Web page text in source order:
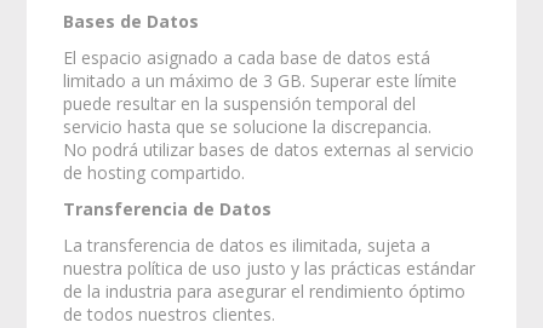
Bases de Datos
El espacio asignado a cada base de datos está
limitado a un máximo de 3 GB. Superar este límite
puede resultar en la suspensión temporal del
servicio hasta que se solucione la discrepancia.
No podrá utilizar bases de datos externas al servicio
de hosting compartido.
Transferencia de Datos
La transferencia de datos es ilimitada, sujeta a
nuestra política de uso justo y las prácticas estándar
de la industria para asegurar el rendimiento óptimo
de todos nuestros clientes.